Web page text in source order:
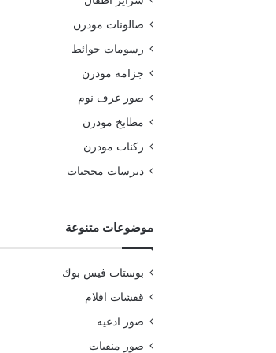
صالونات مودرن
رسومات حوائط
جزامة مودرن
صور غرف نوم
مطابخ مودرن
ركنات مودرن
ديرسات محجبات
موضوعات متنوعة
بوستات فيس بوك
قفشات افلام
صور ادعيه
صور منقبات